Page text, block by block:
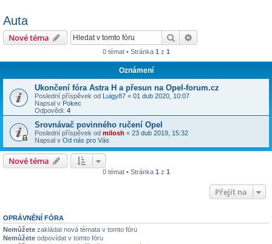
Auta
Nové téma Hledat
0 témat • Stránka 1 z 1
Oznámení
Ukončení fóra Astra H a přesun na Opel-forum.cz
Poslední příspěvek od Luigy87 « 01 dub 2020, 10:07
Napsal v Pokec
Odpovědi: 4
Srovnávač povinného ručení Opel
Poslední příspěvek od milosh « 23 dub 2019, 15:32
Napsal v Od nás pro Vás
Nové téma
0 témat • Stránka 1 z 1
Přejít na
OPRÁVNĚNÍ FÓRA
Nemůžete zakládat nová témata v tomto fóru
Nemůžete odpovídat v tomto fóru